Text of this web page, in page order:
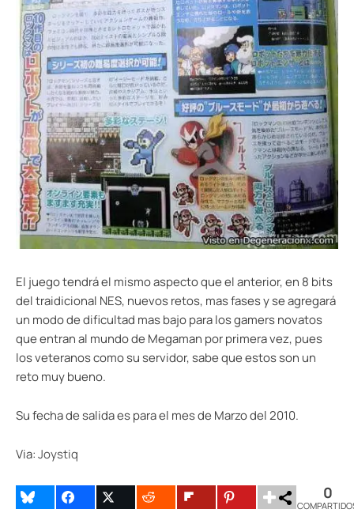
El juego tendrá el mismo aspecto que el anterior, en 8 bits
del traidicional NES, nuevos retos, mas fases y se agregará
un modo de dificultad mas bajo para los gamers novatos
que entran al mundo de Megaman por primera vez, pues
los veteranos como su servidor, sabe que estos son un
reto muy bueno.
Su fecha de salida es para el mes de Marzo del 2010.
Via:Joystiq
0